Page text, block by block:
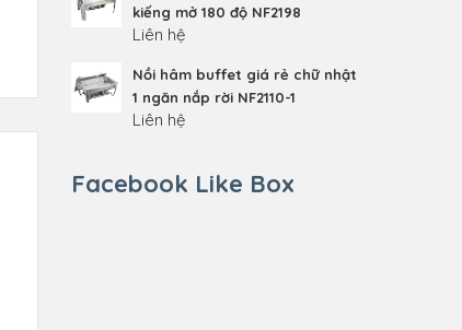
kiếng mở 180 độ NF2198
Liên hệ
Nồi hâm buffet giá rẻ chữ nhật
1 ngăn nắp rời NF2110-1
Liên hệ
Facebook Like Box